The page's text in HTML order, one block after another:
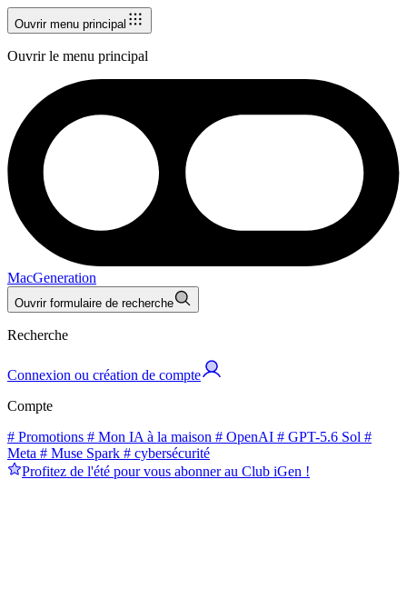
Ouvrir menu principal
Ouvrir le menu principal
MacGeneration
Ouvrir formulaire de recherche
Recherche
Connexion ou création de compte
Compte
# Promotions # Mon IA à la maison # OpenAI # GPT-5.6 Sol #
Meta # Muse Spark # cybersécurité
Profitez de l'été pour vous abonner au Club iGen !